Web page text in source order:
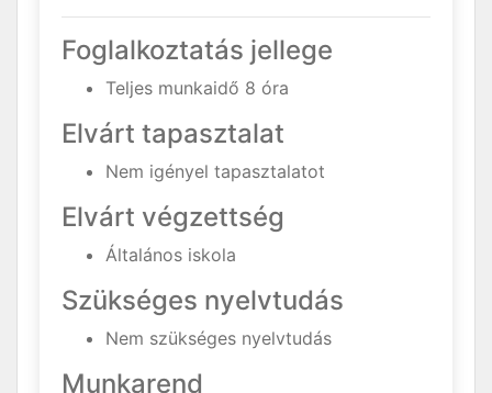
Foglalkoztatás jellege
Teljes munkaidő 8 óra
Elvárt tapasztalat
Nem igényel tapasztalatot
Elvárt végzettség
Általános iskola
Szükséges nyelvtudás
Nem szükséges nyelvtudás
Munkarend